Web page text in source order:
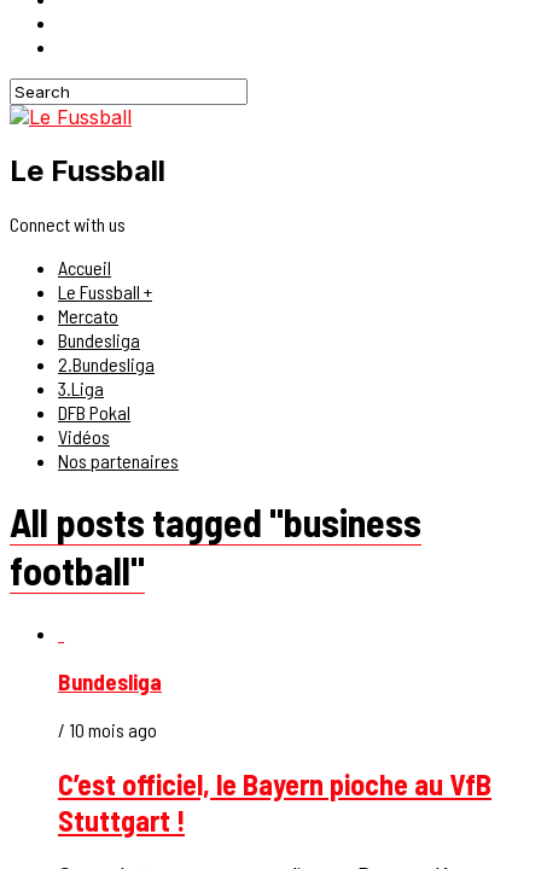
Le Fussball
Connect with us
Accueil
Le Fussball +
Mercato
Bundesliga
2.Bundesliga
3.Liga
DFB Pokal
Vidéos
Nos partenaires
All posts tagged "business
football"
Bundesliga
/ 10 mois ago
C’est officiel, le Bayern pioche au VfB
Stuttgart !